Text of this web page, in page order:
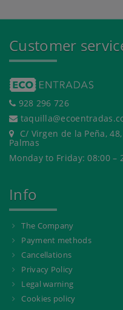
Customer
928 296 726
C/ Virgen de la Peña,
Palmas
Monday to Friday: 08:00 –
Info
The Company
Payment methods
Cancellations
Privacy Policy
Legal warning
Cookies policy